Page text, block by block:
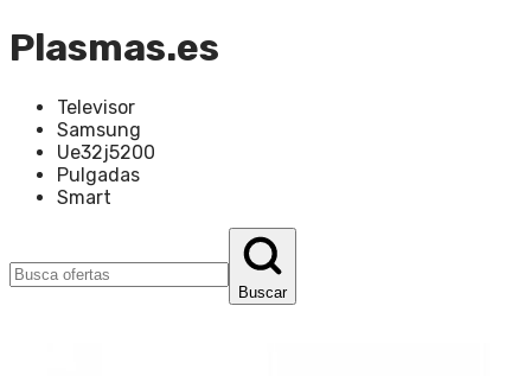
Plasmas.es
Televisor
Samsung
Ue32j5200
Pulgadas
Smart
Buscar